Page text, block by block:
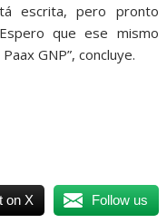
escrita, pero pronto
que ese mismo
GNP”, concluye.
on X Follow us